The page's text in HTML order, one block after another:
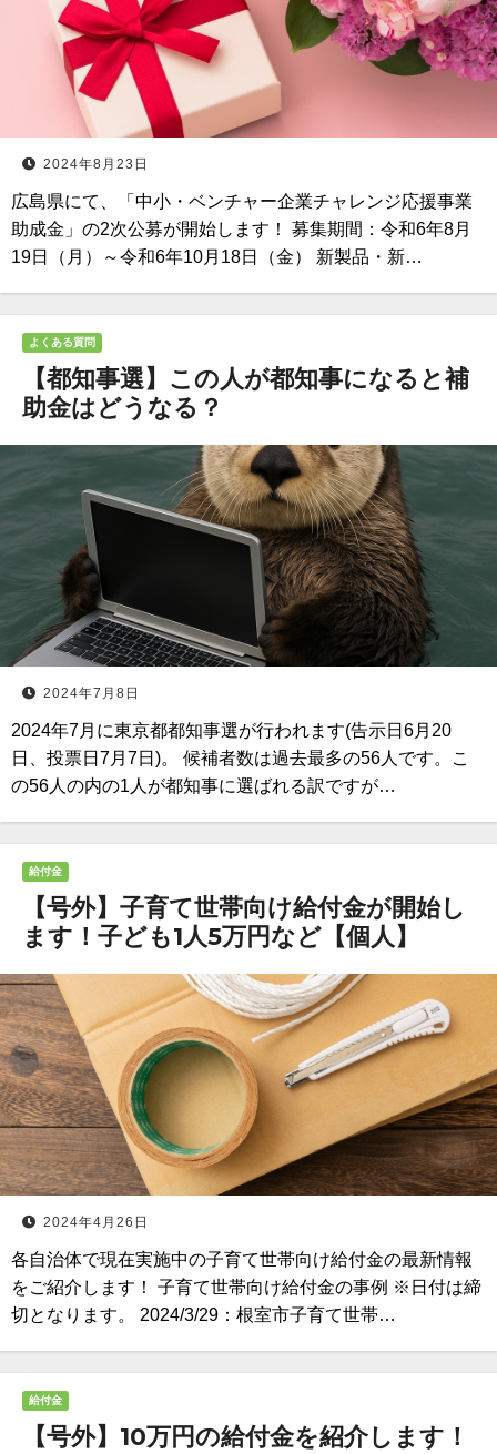
2024年8月23日
広島県にて、「中小・ベンチャー企業チャレンジ応援事業
助成金」の2次公募が開始します！ 募集期間：令和6年8月
19日（月）～令和6年10月18日（金） 新製品・新…
よくある質問
【都知事選】この人が都知事になると補
助金はどうなる？
2024年7月8日
2024年7月に東京都都知事選が行われます(告示日6月20
日、投票日7月7日)。 候補者数は過去最多の56人です。こ
の56人の内の1人が都知事に選ばれる訳ですが…
給付金
【号外】子育て世帯向け給付金が開始し
ます！子ども1人5万円など【個人】
2024年4月26日
各自治体で現在実施中の子育て世帯向け給付金の最新情報
をご紹介します！ 子育て世帯向け給付金の事例 ※日付は締
切となります。 2024/3/29：根室市子育て世帯…
給付金
【号外】10万円の給付金を紹介します！